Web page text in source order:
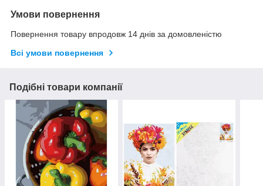
Умови повернення
Повернення товару впродовж 14 днів за домовленістю
Всі умови повернення
Подібні товари компанії